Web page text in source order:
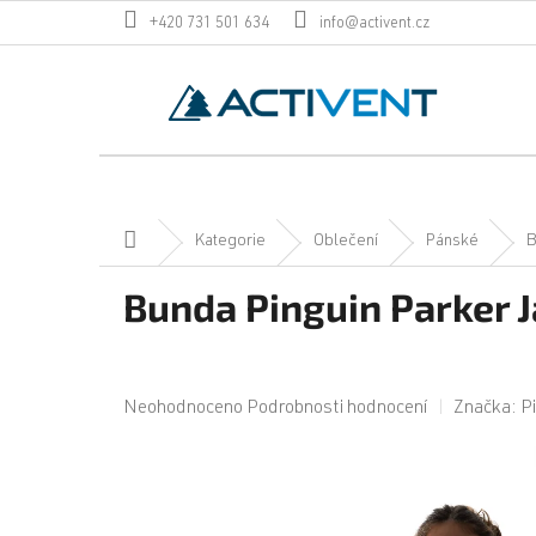
+420 731 501 634 info@activent.cz
Domů Kategorie Oblečení Pánské
Bunda Pinguin Parker
Průměrné
Neohodnoceno Podrobnosti hodnocení Značka: